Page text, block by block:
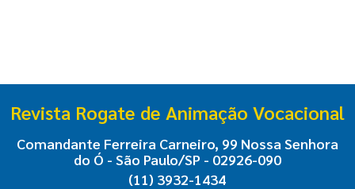
Revista Rogate de Animação Vocacional
Comandante Ferreira Carneiro, 99 Nossa Senhora
do Ó - São Paulo/SP - 02926-090
(11) 3932-1434